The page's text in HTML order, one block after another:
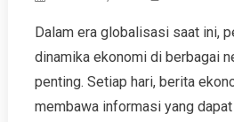
Dalam era globalisasi saat ini,
dinamika ekonomi di berbagai
penting. Setiap hari, berita
membawa informasi yang